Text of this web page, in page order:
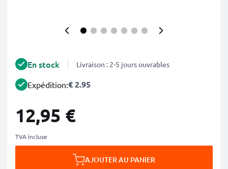
En stock Livraison : 2-5 jours ouvrables
Expédition:€ 2.95
12,95 €
TVA incluse
AJOUTER AU PANIER